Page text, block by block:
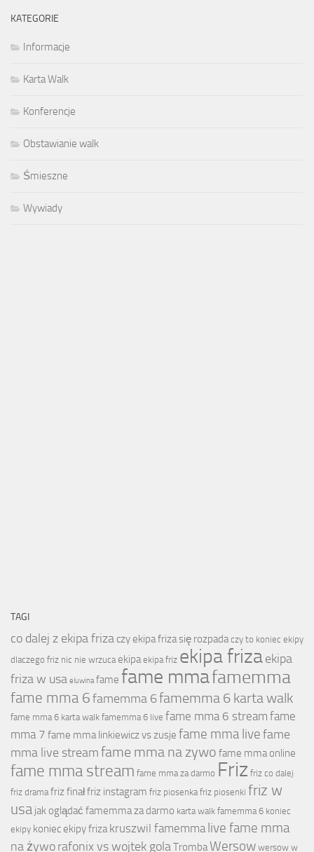
KATEGORIE
Informacje
Karta Walk
Konferencje
Obstawianie walk
Śmieszne
Wywiady
TAGI
co dalej z ekipa friza czy ekipa friza się rozpada czy to koniec ekipy
dlaczego friz nic nie wrzuca ekipa ekipa friz ekipa frizaekipa
friza w usa eluwina fame fame mmafamemma
fame mma 6famemma 6famemma 6 karta walk
fame mma 6 karta walk famemma 6 live fame mma 6 stream fame
mma 7 fame mma linkiewicz vs zusje fame mma livefame
mma live streamfame mma na zywo fame mma online
fame mma stream fame mma za darmo Friz friz co dalej
friz drama friz finałfriz instagram friz piosenka friz piosenki friz w
usa jak oglądać famemma za darmo karta walk famemma 6 koniec
ekipy koniec ekipy friza kruszwil famemma live fame mma
na żyworafonix vs wojtek golaTrombaWersow wersow w